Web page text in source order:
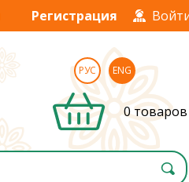
Регистрация
РУС ENG
0 товаров